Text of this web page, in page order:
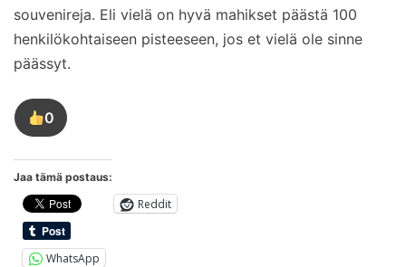
souvenireja. Eli vielä on hyvä mahikset päästä 100
henkilökohtaiseen pisteeseen, jos et vielä ole sinne
päässyt.
0
Tykkää
tästä
Jaa tämä postaus:
Reddit
WhatsApp